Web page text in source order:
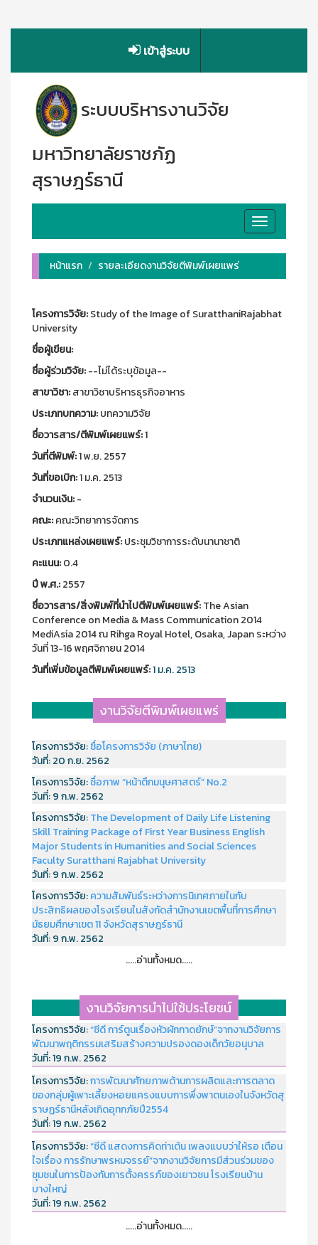
เข้าสู่ระบบ
ระบบบริหารงานวิจัย
มหาวิทยาลัยราชภัฏ
สุราษฎร์ธานี
Toggle
navigation
หน้าแรก
รายละเอียดงานวิจัยตีพิมพ์เผยแพร่
โครงการวิจัย:Study of the Image of SuratthaniRajabhat
University
ชื่อผู้เขียน:
ชื่อผู้ร่วมวิจัย:--ไม่ได้ระบุข้อมูล--
สาขาวิชา:สาขาวิชาบริหารธุรกิจอาหาร
ประเภทบทความ:บทความวิจัย
ชื่อวารสาร/ตีพิมพ์เผยแพร์:1
วันที่ตีพิมพ์:1 พ.ย. 2557
วันที่ขอเบิก:1 ม.ค. 2513
จำนวนเงิน:-
คณะ:คณะวิทยาการจัดการ
ประเภทแหล่งเผยแพร์:ประชุมวิชาการระดับนานาชาติ
คะแนน:0.4
ปี พ.ศ.:2557
ชื่อวารสาร/สิ่งพิมพ์ที่นำไปตีพิมพ์เผยแพร์:The Asian
Conference on Media & Mass Communication 2014
MediAsia 2014 ณ Rihga Royal Hotel, Osaka, Japan ระหว่าง
วันที่ 13-16 พฤศจิกายน 2014
วันที่เพิ่มข้อมูลตีพิมพ์เผยแพร์:1 ม.ค. 2513
งานวิจัยตีพิมพ์เผยแพร่
โครงการวิจัย:ชื่อโครงการวิจัย (ภาษาไทย)
วันที่:20 ก.ย. 2562
โครงการวิจัย:ชื่อภาพ “หน้าตึกมนุษศาสตร์” No.2
วันที่:9 ก.พ. 2562
โครงการวิจัย:The Development of Daily Life Listening
Skill Training Package of First Year Business English
Major Students in Humanities and Social Sciences
Faculty Suratthani Rajabhat University
วันที่:9 ก.พ. 2562
โครงการวิจัย:ความสัมพันธ์ระหว่างการนิเทศภายในกับ
ประสิทธิผลของโรงเรียนในสังกัดสำนักงานเขตพื้นที่การศึกษา
มัธยมศึกษาเขต 11 จังหวัดสุราษฎร์ธานี
วันที่:9 ก.พ. 2562
.....อ่านทั้งหมด.....
งานวิจัยการนำไปใช้ประโยชน์
โครงการวิจัย:“ซีดี การ์ตูนเรื่องหัวผักกาดยักษ์”จากงานวิจัยการ
พัฒนาพฤติกรรมเสริมสร้างความปรองดองเด็กวัยอนุบาล
วันที่:19 ก.พ. 2562
โครงการวิจัย:การพัฒนาศักยภาพด้านการผลิตและการตลาด
ของกลุ่มผู้เพาะเลี้ยงหอยแครงแบบการพึ่งพาตนเองในจังหวัดสุ
ราษฏร์ธานีหลังเกิดอุทกภัยปี2554
วันที่:19 ก.พ. 2562
โครงการวิจัย:“ซีดี แสดงการคิดท่าเต้น เพลงแบบว่าให้รอ เตือน
ใจเรื่อง การรักษาพรหมจรรย์”จากงานวิจัยการมีส่วนร่วมของ
ชุมชนในการป้องกันการตั้งครรภ์ของเยาวชน โรงเรียนบ้าน
บางใหญ่
วันที่:19 ก.พ. 2562
.....อ่านทั้งหมด.....